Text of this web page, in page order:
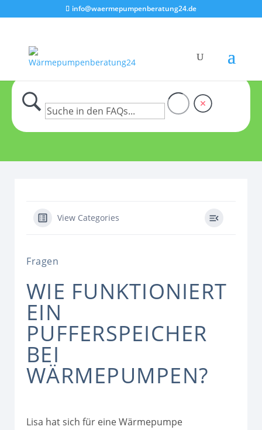
info@waermepumpenberatung24.de
View Categories
Fragen
WIE FUNKTIONIERT
EIN
PUFFERSPEICHER
BEI
WÄRMEPUMPEN?
Lisa hat sich für eine Wärmepumpe